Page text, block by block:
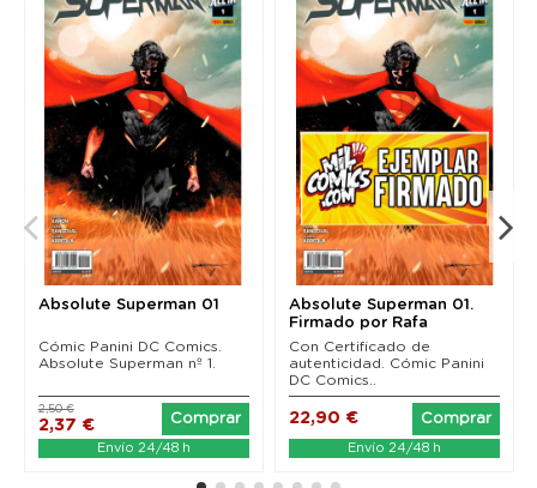
Absolute Superman 01
Cómic Panini DC Comics.
Absolute Superman nº 1.
2,37 €
2,50 €
Comprar
Envío 24/48 h
Absolute Superman 01.
Firmado por Rafa
Sandoval.
Con Certificado de
autenticidad. Cómic Panini
DC Comics..
22,90 € Comprar
Envío 24/48 h